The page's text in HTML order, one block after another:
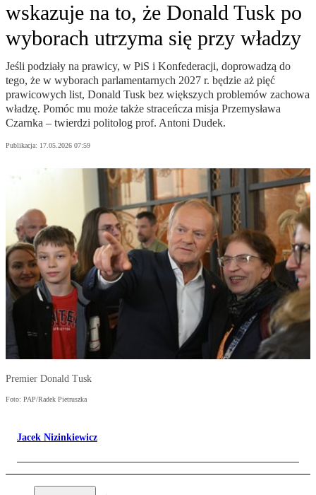
wskazuje na to, że Donald Tusk po
wyborach utrzyma się przy władzy
Jeśli podziały na prawicy, w PiS i Konfederacji, doprowadzą do
tego, że w wyborach parlamentarnych 2027 r. będzie aż pięć
prawicowych list, Donald Tusk bez większych problemów zachowa
władzę. Pomóc mu może także straceńcza misja Przemysława
Czarnka – twierdzi politolog prof. Antoni Dudek.
Publikacja: 17.05.2026 07:59
Premier Donald Tusk
Foto: PAP/Radek Pietruszka
Jacek Nizinkiewicz